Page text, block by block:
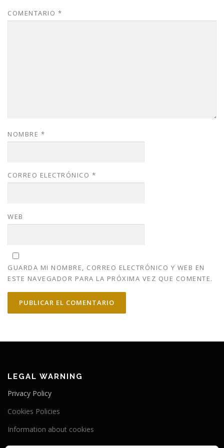
COMENTARIO *
NOMBRE *
CORREO ELECTRÓNICO *
WEB
GUARDA MI NOMBRE, CORREO ELECTRÓNICO Y WEB EN
ESTE NAVEGADOR PARA LA PRÓXIMA VEZ QUE COMENTE.
LEGAL WARNING
Privacy Policy
Cookies Policies
Information about cookies